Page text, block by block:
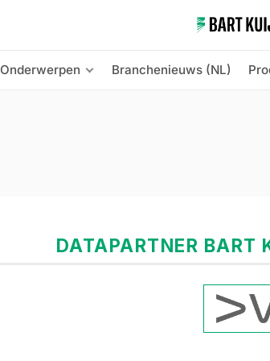
Onderwerpen Branchenieuws (NL)
DATAPARTNER BART